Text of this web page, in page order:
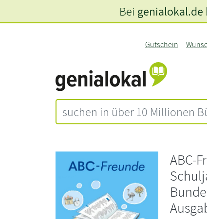
Gutschein
Bei genialokal.de
ABC-